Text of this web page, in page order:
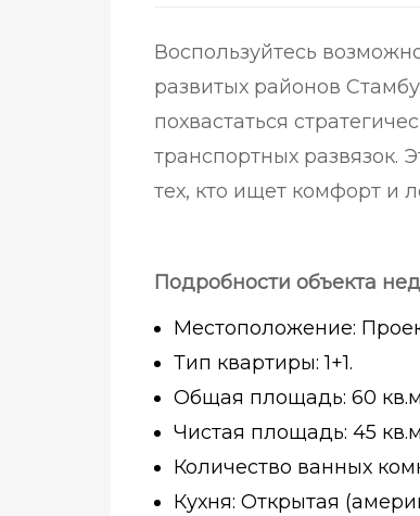
Воспользуйтесь
развитых районов
похвастаться
транспортных
тех, кто ищет комфорт и
Подробности объекта
Местоположение:
Тип квартиры: 1+1.
Общая площадь: 60
Чистая площадь: 45
Количество ванных
Кухня: Открытая